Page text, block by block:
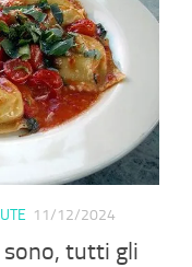
11/12/2024
sono, tutti gli